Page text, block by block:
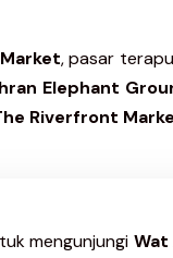
, pasar
Elephant
Riverfront
mengunjungi Wat